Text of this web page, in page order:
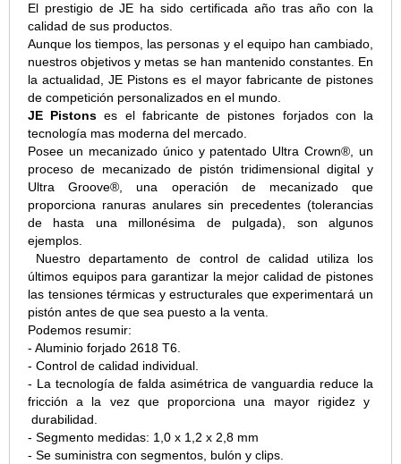
El prestigio de JE ha sido certificada año tras año con la
calidad de sus productos.
Aunque los tiempos, las personas y el equipo han cambiado,
nuestros objetivos y metas se han mantenido constantes. En
la actualidad, JE Pistons es el mayor fabricante de pistones
de competición personalizados en el mundo.
JE Pistons es el fabricante de pistones forjados con la
tecnología mas moderna del mercado.
Posee un mecanizado único y patentado Ultra Crown®, un
proceso de mecanizado de pistón tridimensional digital y
Ultra Groove®, una operación de mecanizado que
proporciona ranuras anulares sin precedentes (tolerancias
de hasta una millonésima de pulgada), son algunos
ejemplos.
Nuestro departamento de control de calidad utiliza los
últimos equipos para garantizar la mejor calidad de pistones
las tensiones térmicas y estructurales que experimentará un
pistón antes de que sea puesto a la venta.
Podemos resumir:
- Aluminio forjado 2618 T6.
- Control de calidad individual.
- La tecnología de falda asimétrica de vanguardia reduce la
fricción a la vez que proporciona una mayor rigidez y
durabilidad.
- Segmento medidas: 1,0 x 1,2 x 2,8 mm
- Se suministra con segmentos, bulón y clips.